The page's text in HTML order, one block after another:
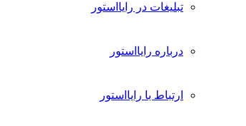
تبلیغات در رایااستور
درباره رایااستور
ارتباط با رایااستور